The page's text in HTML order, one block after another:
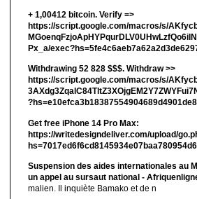
+ 1,00412 bitсоin. Verify =>
https://script.google.com/macros/s/
Px_a/
Withdrawing 52 828 $$$. Withdrаw >>
https://script.google.com/macros/s/
Get free iPhone 14 Pro Max:
https://writedesigndeliver.com/upload/
Suspension des aides internationales au
un appel au sursaut national -
malien. Il inquiète Bamako et de n